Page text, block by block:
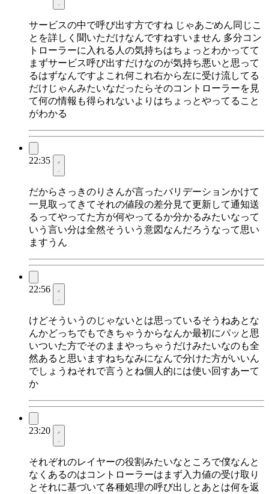
サービスの中で呼び出す方ですね じゃあごめん同じこ
とを詳しく聞いただけなんですねすいません 多分コン
トローラーに入れる人の気持ちはちょっとわかってて
まずサービス呼び出すだけなのが気持ち悪いと思って
るはずなんですよこれ何これ右から左に受け流してる
だけじゃんみたいなだったらそのコントローラーを見
て何の情報も得られないよりはちょっとやってること
がわかる
22:35
だからさっきのりさんが言ったバリデーションかけて
一見取ってきてそれの値段の差分見て更新して通知送
るってやってた方が何やってるか分かるみたいなって
いう言い分は全然そういう意図なんだろうなって思い
ますうん
22:56
けどそういうのじゃないとは思っているそうねあとな
んかどっちでもできちゃうからなんか最初にパッと思
いついた方でそのままやっちゃうだけみたいなのも全
然あると思いますねちなみになんで分けた方がいいん
でしょうねそれで言うとね個人的には使い回すあーて
か
23:20
それぞれのレイヤーの役割みたいなところで僕なんと
なくあるのはコントローラーはまず入力値の受け取り
とそれに基づいて各種処理の呼び出しとあとは何を返